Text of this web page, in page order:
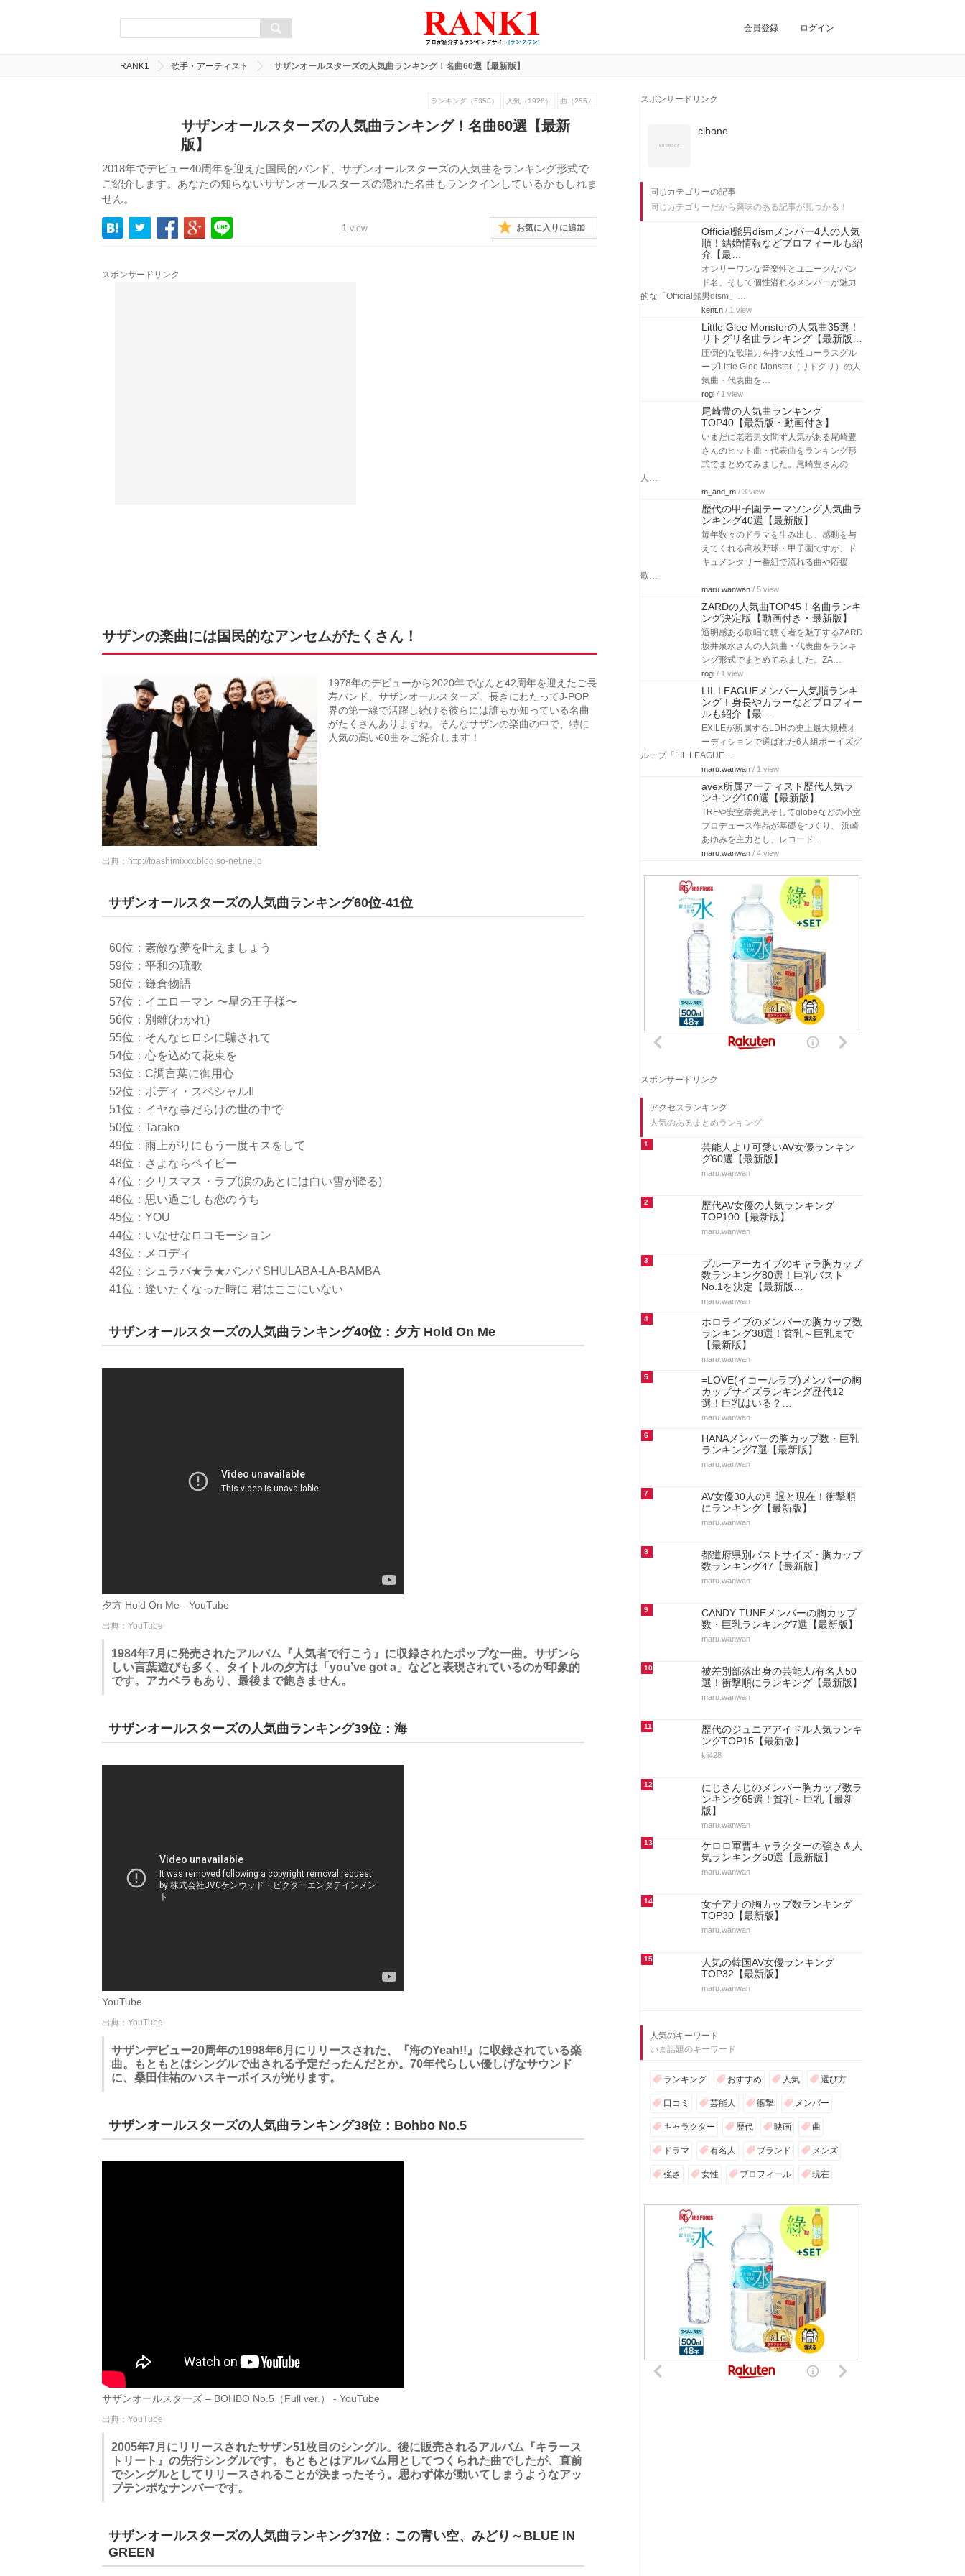
会員登録 ログイン
RANK1 歌手・アーティスト サザンオールスターズの人気曲ランキング！名曲60選【最新版】
ランキング（5350） 人気（1926） 曲（255）
サザンオールスターズの人気曲ランキング！名曲60選【最新
版】
2018年でデビュー40周年を迎えた国民的バンド、サザンオールスターズの人気曲をランキング形式で
ご紹介します。あなたの知らないサザンオールスターズの隠れた名曲もランクインしているかもしれま
せん。
1 view お気に入りに追加
スポンサードリンク
サザンの楽曲には国民的なアンセムがたくさん！
1978年のデビューから2020年でなんと42周年を迎えたご長
寿バンド、サザンオールスターズ。長きにわたってJ-POP
界の第一線で活躍し続ける彼らには誰もが知っている名曲
がたくさんありますね。そんなサザンの楽曲の中で、特に
人気の高い60曲をご紹介します！
出典： http://toashimixxx.blog.so-net.ne.jp
サザンオールスターズの人気曲ランキング60位‐41位
60位：素敵な夢を叶えましょう
59位：平和の琉歌
58位：鎌倉物語
57位：イエローマン 〜星の王子様〜
56位：別離(わかれ)
55位：そんなヒロシに騙されて
54位：心を込めて花束を
53位：C調言葉に御用心
52位：ボディ・スペシャルII
51位：イヤな事だらけの世の中で
50位：Tarako
49位：雨上がりにもう一度キスをして
48位：さよならベイビー
47位：クリスマス・ラブ(涙のあとには白い雪が降る)
46位：思い過ごしも恋のうち
45位：YOU
44位：いなせなロコモーション
43位：メロディ
42位：シュラバ★ラ★バンバ SHULABA-LA-BAMBA
41位：逢いたくなった時に 君はここにいない
サザンオールスターズの人気曲ランキング40位：夕方 Hold On Me
夕方 Hold On Me - YouTube
出典：YouTube
1984年7月に発売されたアルバム『人気者で行こう』に収録されたポップな一曲。サザンら
しい言葉遊びも多く、タイトルの夕方は「you’ve got a」などと表現されているのが印象的
です。アカペラもあり、最後まで飽きません。
サザンオールスターズの人気曲ランキング39位：海
YouTube
出典：YouTube
サザンデビュー20周年の1998年6月にリリースされた、『海のYeah!!』に収録されている楽
曲。もともとはシングルで出される予定だったんだとか。70年代らしい優しげなサウンド
に、桑田佳祐のハスキーボイスが光ります。
サザンオールスターズの人気曲ランキング38位：Bohbo No.5
サザンオールスターズ – BOHBO No.5（Full ver.） - YouTube
出典：YouTube
2005年7月にリリースされたサザン51枚目のシングル。後に販売されるアルバム『キラース
トリート』の先行シングルです。もともとはアルバム用としてつくられた曲でしたが、直前
でシングルとしてリリースされることが決まったそう。思わず体が動いてしまうようなアッ
プテンポなナンバーです。
サザンオールスターズの人気曲ランキング37位：この青い空、みどり～BLUE IN
GREEN
スポンサードリンク
cibone
同じカテゴリーの記事
同じカテゴリーだから興味のある記事が見つかる！
Official髭男dismメンバー4人の人気
順！結婚情報などプロフィールも紹
介【最…
オンリーワンな音楽性とユニークなバン
ド名、そして個性溢れるメンバーが魅力
的な「Official髭男dism」…
kent.n / 1 view
Little Glee Monsterの人気曲35選！
リトグリ名曲ランキング【最新版…
圧倒的な歌唱力を持つ女性コーラスグル
ープLittle Glee Monster（リトグリ）の人
気曲・代表曲を…
rogi / 1 view
尾崎豊の人気曲ランキング
TOP40【最新版・動画付き】
いまだに老若男女問ず人気がある尾崎豊
さんのヒット曲・代表曲をランキング形
式でまとめてみました。尾崎豊さんの
人…
m_and_m / 3 view
歴代の甲子園テーマソング人気曲ラ
ンキング40選【最新版】
毎年数々のドラマを生み出し、感動を与
えてくれる高校野球・甲子園ですが、ド
キュメンタリー番組で流れる曲や応援
歌…
maru.wanwan / 5 view
ZARDの人気曲TOP45！名曲ランキ
ング決定版【動画付き・最新版】
透明感ある歌唱で聴く者を魅了するZARD
坂井泉水さんの人気曲・代表曲をランキ
ング形式でまとめてみました。ZA…
rogi / 1 view
LIL LEAGUEメンバー人気順ランキ
ング！身長やカラーなどプロフィー
ルも紹介【最…
EXILEが所属するLDHの史上最大規模オ
ーディションで選ばれた6人組ボーイズグ
ループ「LIL LEAGUE…
maru.wanwan / 1 view
avex所属アーティスト歴代人気ラ
ンキング100選【最新版】
TRFや安室奈美恵そしてglobeなどの小室
プロデュース作品が基礎をつくり、 浜崎
あゆみを主力とし、レコード…
maru.wanwan / 4 view
スポンサードリンク
アクセスランキング
人気のあるまとめランキング
1
芸能人より可愛いAV女優ランキン
グ60選【最新版】
maru.wanwan
2
歴代AV女優の人気ランキング
TOP100【最新版】
maru.wanwan
3
ブルーアーカイブのキャラ胸カップ
数ランキング80選！巨乳バスト
No.1を決定【最新版…
maru.wanwan
4
ホロライブのメンバーの胸カップ数
ランキング38選！貧乳～巨乳まで
【最新版】
maru.wanwan
5
=LOVE(イコールラブ)メンバーの胸
カップサイズランキング歴代12
選！巨乳はいる？…
maru.wanwan
6
HANAメンバーの胸カップ数・巨乳
ランキング7選【最新版】
maru.wanwan
7
AV女優30人の引退と現在！衝撃順
にランキング【最新版】
maru.wanwan
8
都道府県別バストサイズ・胸カップ
数ランキング47【最新版】
maru.wanwan
9
CANDY TUNEメンバーの胸カップ
数・巨乳ランキング7選【最新版】
maru.wanwan
10
被差別部落出身の芸能人/有名人50
選！衝撃順にランキング【最新版】
maru.wanwan
11
歴代のジュニアアイドル人気ランキ
ングTOP15【最新版】
kii428
12
にじさんじのメンバー胸カップ数ラ
ンキング65選！貧乳～巨乳【最新
版】
maru.wanwan
13
ケロロ軍曹キャラクターの強さ＆人
気ランキング50選【最新版】
maru.wanwan
14
女子アナの胸カップ数ランキング
TOP30【最新版】
maru.wanwan
15
人気の韓国AV女優ランキング
TOP32【最新版】
maru.wanwan
人気のキーワード
いま話題のキーワード
ランキング おすすめ 人気 選び方
口コミ 芸能人 衝撃 メンバー
キャラクター 歴代 映画 曲
ドラマ 有名人 ブランド メンズ
強さ 女性 プロフィール 現在